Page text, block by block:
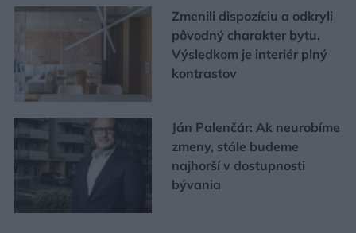
Zmenili dispozíciu a odkryli
pôvodný charakter bytu.
Výsledkom je interiér plný
kontrastov
Ján Palenčár: Ak neurobíme
zmeny, stále budeme
najhorší v dostupnosti
bývania